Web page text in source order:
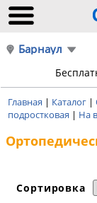
Барнаул
Главная | Каталог |
подростковая | На
Сортировка